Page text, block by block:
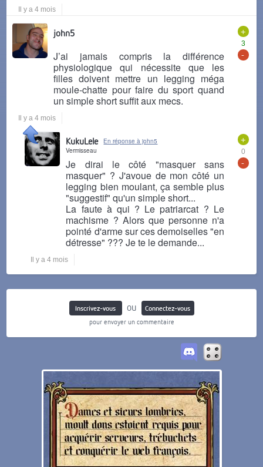
Il y a 4 mois
+
3
-
john5
J’ai jamais compris la différence
physiologique qui nécessite que les
filles doivent mettre un legging méga
moule-chatte pour faire du sport quand
un simple short suffit aux mecs.
Il y a 4 mois
+
0
-
KukuLele
En réponse à john5
Vermisseau
Je dirai le côté "masquer sans
masquer" ? J'avoue de mon côté un
legging bien moulant, ça semble plus
"suggestif" qu'un simple short...
La faute à qui ? Le patriarcat ? Le
machisme ? Alors que personne n'a
pointé d'arme sur ces demoiselles "en
détresse" ??? Je te le demande...
Il y a 4 mois
Inscrivez-vous ou
Connectez-vous
pour envoyer un commentaire